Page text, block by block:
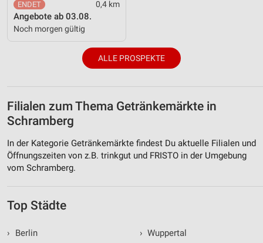
0,4 km
Angebote ab 03.08.
Noch morgen gültig
ALLE PROSPEKTE
Filialen zum Thema Getränkemärkte in
Schramberg
In der Kategorie Getränkemärkte findest Du aktuelle Filialen und
Öffnungszeiten von z.B. trinkgut und FRISTO in der Umgebung
vom Schramberg.
Top Städte
›
Berlin
› Wuppertal